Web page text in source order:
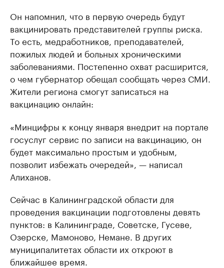
Он напомнил, что в первую очередь будут
вакцинировать представителей группы риска.
То есть, медработников, преподавателей,
пожилых людей и больных хроническими
заболеваниями. Постепенно охват расширится,
о чем губернатор обещал сообщать через СМИ.
Жители региона смогут записаться на
вакцинацию онлайн:
«Минцифры к концу января внедрит на портале
госуслуг сервис по записи на вакцинацию, он
будет максимально простым и удобным,
позволит избежать очередей», — написал
Алиханов.
Сейчас в Калининградской области для
проведения вакцинации подготовлены девять
пунктов: в Калининграде, Советске, Гусеве,
Озерске, Мамоново, Немане. В других
муниципалитетах области их откроют в
ближайшее время.